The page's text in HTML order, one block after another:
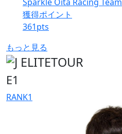
獲得ポイント
361pts
もっと見る
E1
RANK1